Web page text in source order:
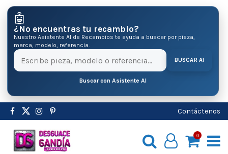
🤖
¿No encuentras tu recambio?
Nuestro Asistente AI de Recambios te ayuda a buscar por pieza,
marca, modelo, referencia.
BUSCAR AI
Buscar con Asistente AI
Contáctenos
0